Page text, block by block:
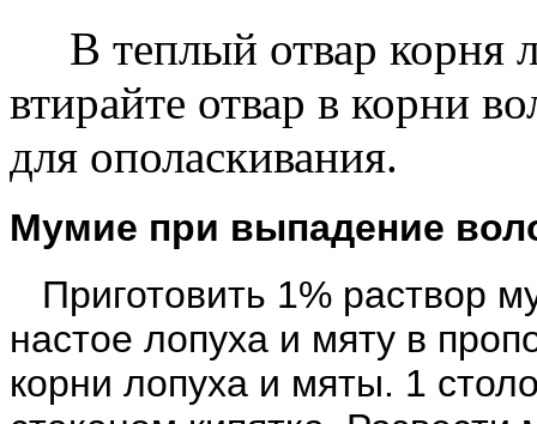
В теплый отвар корня
втирайте отвар в корни
для ополаскивания.
Мумие при выпадение
Приготовить 1% раствор
настое лопуха и мяту в
корни лопуха и мяты. 1